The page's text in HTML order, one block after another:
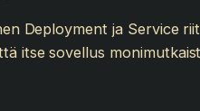
Deployment ja Service
itse sovellus